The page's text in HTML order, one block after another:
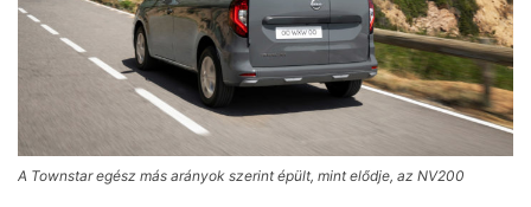
A Townstar egész más arányok szerint épült, mint elődje, az NV200